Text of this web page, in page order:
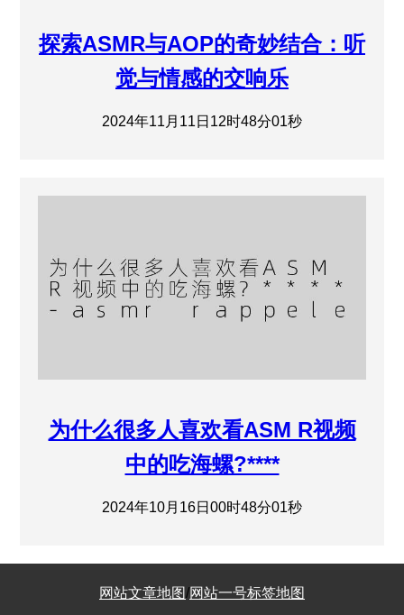
探索ASMR与AOP的奇妙结合：听
觉与情感的交响乐
2024年11月11日12时48分01秒
为什么很多人喜欢看ASM R视频
中的吃海螺?****
2024年10月16日00时48分01秒
网站文章地图/网站一号标签地图